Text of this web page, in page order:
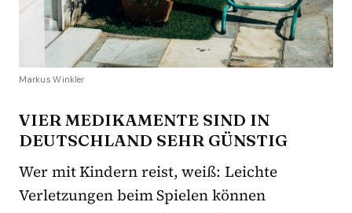
Markus Winkler
VIER MEDIKAMENTE SIND IN
DEUTSCHLAND SEHR GÜNSTIG
Wer mit Kindern reist, weiß: Leichte
Verletzungen beim Spielen können